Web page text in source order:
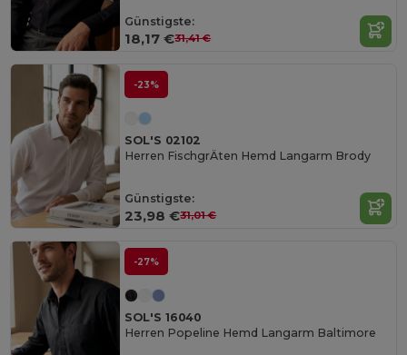
Günstigste:
18,17 €31,41 €
-23%
SOL'S 02102
Herren FischgrÄten Hemd Langarm Brody
Günstigste:
23,98 €31,01 €
-27%
SOL'S 16040
Herren Popeline Hemd Langarm Baltimore